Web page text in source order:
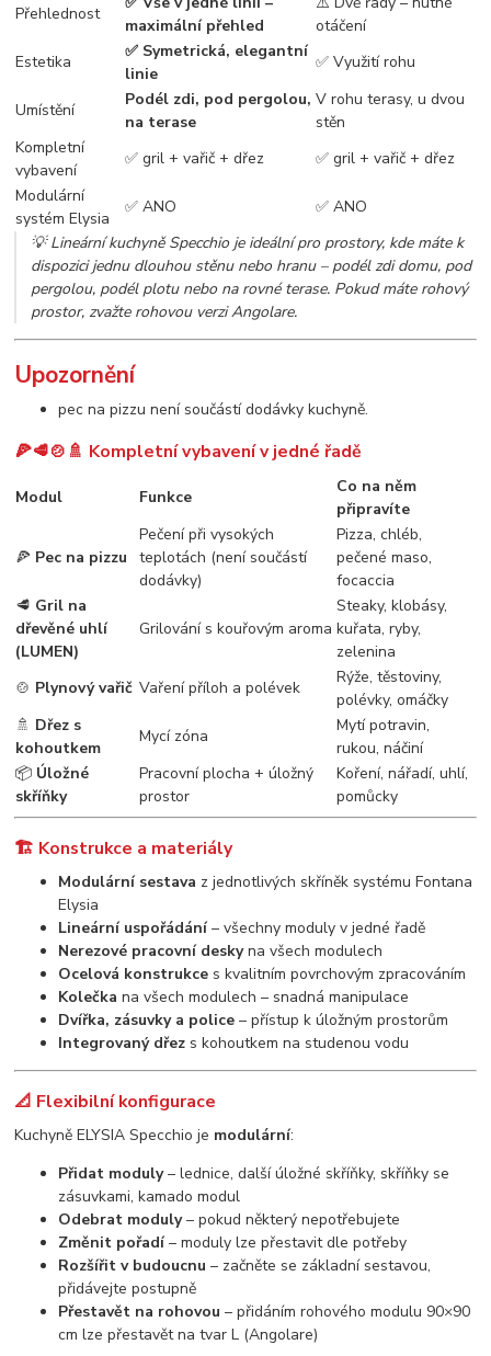
Přehlednost
maximální přehled
otáčení
Estetika
✅ Symetrická, elegantní
linie
✅ Využití rohu
Umístění
Podél zdi, pod pergolou,
na terase
V rohu terasy, u dvou
stěn
Kompletní
vybavení
✅ gril + vařič + dřez
✅ gril + vařič + dřez
Modulární
systém Elysia
✅ ANO
✅ ANO
💡Lineární kuchyně Specchio je ideální pro prostory, kde máte k
dispozici jednu dlouhou stěnu nebo hranu – podél zdi domu, pod
pergolou, podél plotu nebo na rovné terase. Pokud máte rohový
prostor, zvažte rohovou verzi Angolare.
Upozornění
pec na pizzu není součástí dodávky kuchyně.
🍕🥩🍲🚿 Kompletní vybavení v jedné řadě
Modul Funkce
Co na něm
připravíte
🍕 Pec na pizzu
Pečení při vysokých
teplotách (není součástí
dodávky)
Pizza, chléb,
pečené maso,
focaccia
🥩 Gril na
dřevěné uhlí
(LUMEN)
Grilování s kouřovým aroma
Steaky, klobásy,
kuřata, ryby,
zelenina
🍲 Plynový vařič Vaření příloh a polévek
Rýže, těstoviny,
polévky, omáčky
🚿 Dřez s
kohoutkem
Mycí zóna
Mytí potravin,
rukou, náčiní
📦 Úložné
skříňky
Pracovní plocha + úložný
prostor
Koření, nářadí, uhlí,
pomůcky
🏗️ Konstrukce a materiály
Modulární sestava z jednotlivých skříněk systému Fontana
Elysia
Lineární uspořádání– všechny moduly v jedné řadě
Nerezové pracovní deskyna všech modulech
Ocelová konstrukce s kvalitním povrchovým zpracováním
Kolečka na všech modulech – snadná manipulace
Dvířka, zásuvky a police – přístup k úložným prostorům
Integrovaný dřez s kohoutkem na studenou vodu
📐 Flexibilní konfigurace
Kuchyně ELYSIA Specchio je modulární:
Přidat moduly– lednice, další úložné skříňky, skříňky se
zásuvkami, kamado modul
Odebrat moduly– pokud některý nepotřebujete
Změnit pořadí– moduly lze přestavit dle potřeby
Rozšířit v budoucnu – začněte se základní sestavou,
přidávejte postupně
Přestavět na rohovou – přidáním rohového modulu 90×90
cm lze přestavět na tvar L (Angolare)